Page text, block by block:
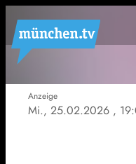
Anzeige
Mi., 25.02.2026 ,